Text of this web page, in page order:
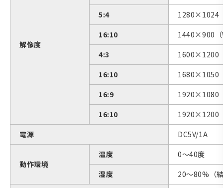
解像度
5:4
1280×1024
16:10
1440×900（
4:3
1600×1200
16:10
1680×1050
16:9
1920×1080
16:10
1920×1200
電源
DC5V/1A
動作環境
温度
0〜40度
湿度
20〜80%（